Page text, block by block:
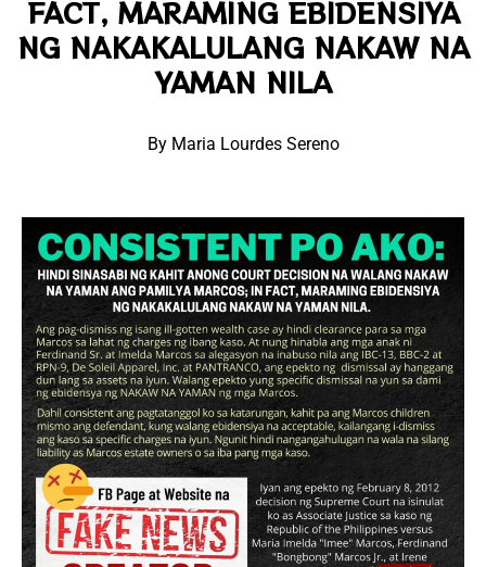
FACT, MARAMING EBIDENSIYA
NG NAKAKALULANG NAKAW NA
YAMAN NILA
By Maria Lourdes Sereno